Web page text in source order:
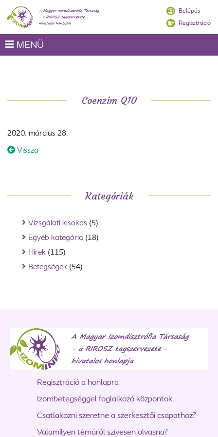
Belépés
Regisztráció
MENÜ
Kategóriák
Vizsgálati kisokos (5)
Egyéb kategória (18)
Hírek (115)
Betegségek (54)
Coenzim Q10
2020. március 28.
Vissza
Regisztráció a honlapra
Izombetegséggel foglalkozó központok
Csatlakozni szeretne a szerkesztői csapathoz?
Valamilyen témáról szívesen olvasna?